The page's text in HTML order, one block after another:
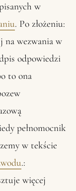
w
. Po złożeniu:
na wezwania w
odpowiedzi
to ona
pełnomocnik
w tekście
.:
więcej